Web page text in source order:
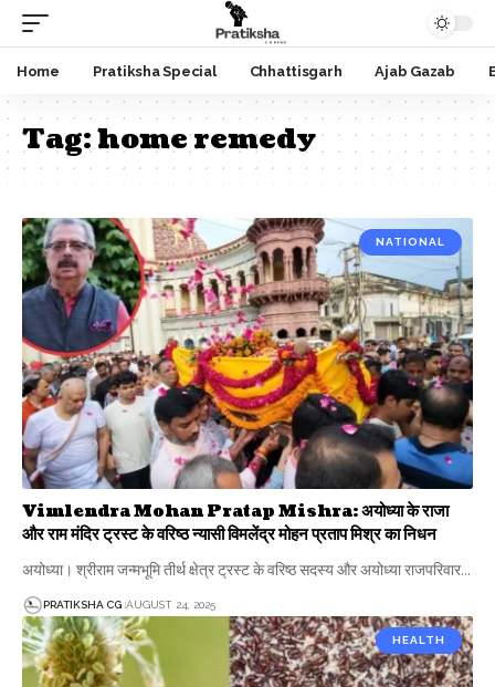
Home Pratiksha Special Chhattisgarh Ajab Gazab
Tag:home remedy
NATIONAL
Vimlendra Mohan Pratap Mishra: अयोध्या के राजा
और राम मंदिर ट्रस्ट के वरिष्ठ न्यासी विमलेंद्र मोहन प्रताप मिश्र का निधन
अयोध्या। श्रीराम जन्मभूमि तीर्थ क्षेत्र ट्रस्ट के वरिष्ठ सदस्य और अयोध्या राजपरिवार…
PRATIKSHA CG AUGUST 24, 2025
HEALTH